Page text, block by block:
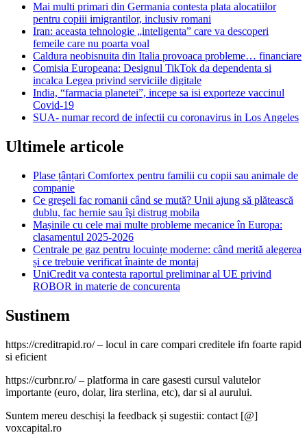
Mai multi primari din Germania contesta plata alocatiilor
pentru copiii imigrantilor, inclusiv romani
Iran: aceasta tehnologie „inteligenta” care va descoperi
femeile care nu poarta voal
Caldura neobisnuita din Italia provoaca probleme… financiare
Comisia Europeana: Designul TikTok da dependenta si
incalca Legea privind serviciile digitale
India, “farmacia planetei”, incepe sa isi exporteze vaccinul
Covid-19
SUA- numar record de infectii cu coronavirus in Los Angeles
Ultimele articole
Plase țânțari Comfortex pentru familii cu copii sau animale de
companie
Ce greşeli fac romanii când se mută? Unii ajung să plătească
dublu, fac hernie sau îşi distrug mobila
Mașinile cu cele mai multe probleme mecanice în Europa:
clasamentul 2025-2026
Centrale pe gaz pentru locuințe moderne: când merită alegerea
și ce trebuie verificat înainte de montaj
UniCredit va contesta raportul preliminar al UE privind
ROBOR in materie de concurenta
Sustinem
https://creditrapid.ro/ – locul in care compari creditele ifn foarte rapid
si eficient
https://curbnr.ro/ – platforma in care gasesti cursul valutelor
importante (euro, dolar, lira sterlina, etc), dar si al aurului.
Suntem mereu deschiși la feedback și sugestii: contact [@]
voxcapital.ro